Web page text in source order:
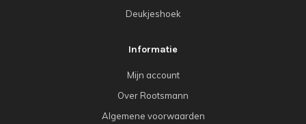
Deukjeshoek
Informatie
Mijn account
Over Rootsmann
Algemene voorwaarden